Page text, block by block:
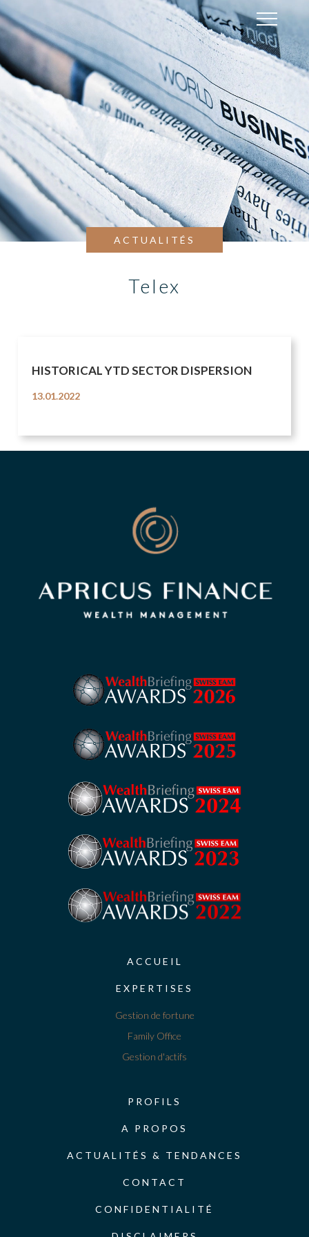
ACTUALITÉS
Telex
HISTORICAL YTD SECTOR DISPERSION
13.01.2022
ACCUEIL
EXPERTISES
Gestion de fortune
Family Office
Gestion d'actifs
PROFILS
A PROPOS
ACTUALITÉS & TENDANCES
CONTACT
CONFIDENTIALITÉ